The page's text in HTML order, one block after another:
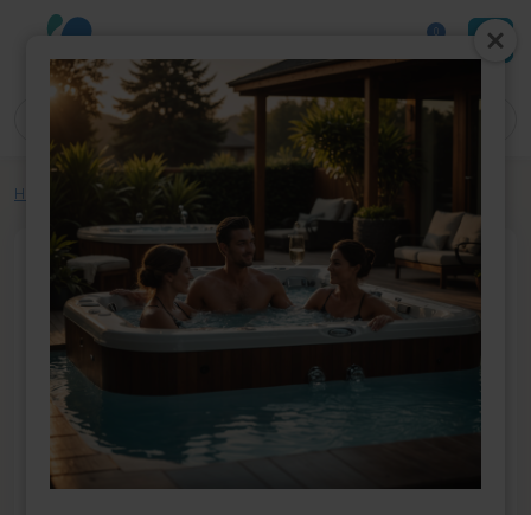
0
Home Whirlpool-Teile Filterkartusche SC731